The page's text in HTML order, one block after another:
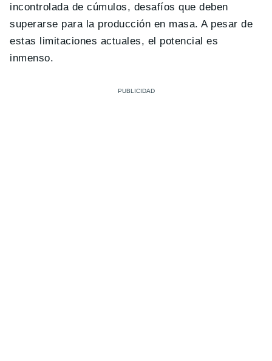
incontrolada de cúmulos, desafíos que deben
superarse para la producción en masa. A pesar de
estas limitaciones actuales, el potencial es
inmenso.